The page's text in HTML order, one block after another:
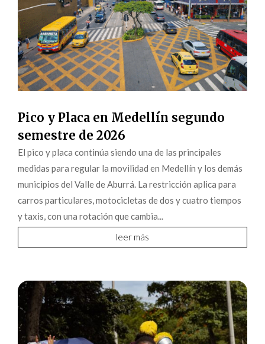
Pico y Placa en Medellín segundo
semestre de 2026
El pico y placa continúa siendo una de las principales
medidas para regular la movilidad en Medellín y los demás
municipios del Valle de Aburrá. La restricción aplica para
carros particulares, motocicletas de dos y cuatro tiempos
y taxis, con una rotación que cambia...
leer más